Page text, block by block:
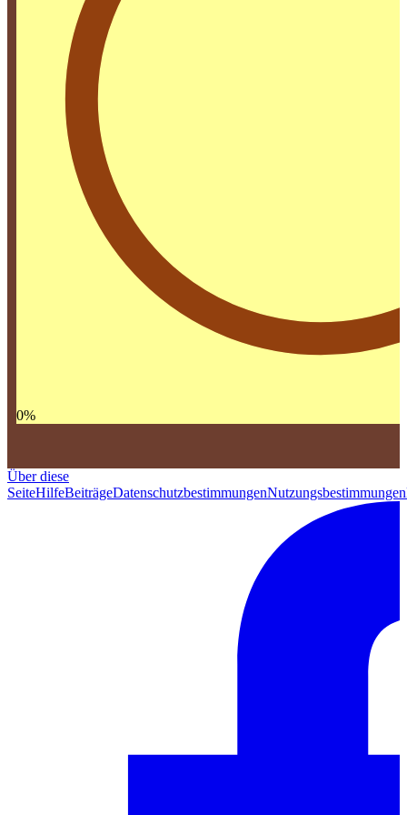
0%
Über diese
SeiteHilfeBeiträgeDatenschutzbestimmungenNutzungsbestimmungen